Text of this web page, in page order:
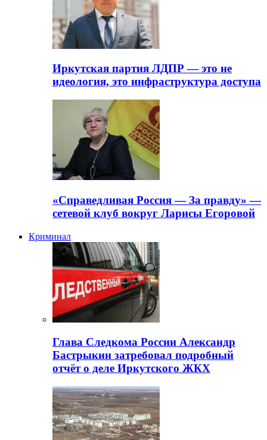
Иркутская партия ЛДПР — это не
идеология, это инфраструктура доступа
«Справедливая Россия — За правду» —
сетевой клуб вокруг Ларисы Егоровой
Криминал
Глава Следкома России Александр
Бастрыкин затребовал подробный
отчёт о деле Иркутского ЖКХ